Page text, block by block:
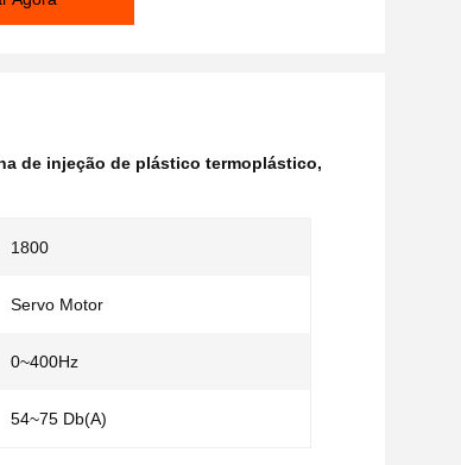
de injeção de plástico termoplástico,
1800
Servo Motor
0~400Hz
54~75 Db(A)